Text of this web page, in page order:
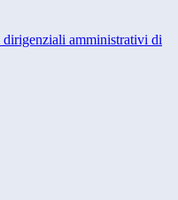
amministrativi di